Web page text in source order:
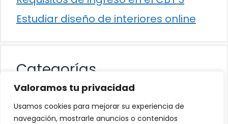
Valoramos tu privacidad
Usamos cookies para mejorar su experiencia de
navegación, mostrarle anuncios o contenidos
Estudiar diseño de interiores online
Categorías
Cultura
Educación